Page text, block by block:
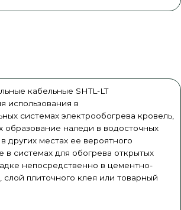
кабельные SHTL-LT
использования в
системах электрообогрева кровель,
наледи в водосточных
других местах ее вероятного
в системах для обогрева открытых
непосредственно в цементно-
слой плиточного клея или товарный